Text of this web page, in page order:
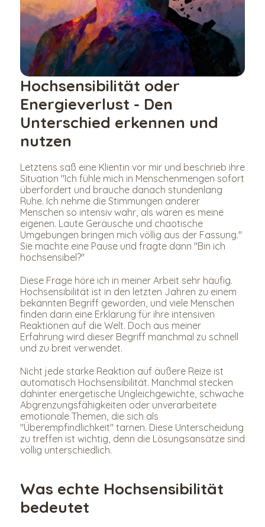
Hochsensibilität oder
Energieverlust - Den
Unterschied erkennen und
nutzen
Letztens saß eine Klientin vor mir und beschrieb ihre
Situation "Ich fühle mich in Menschenmengen sofort
überfordert und brauche danach stundenlang
Ruhe. Ich nehme die Stimmungen anderer
Menschen so intensiv wahr, als wären es meine
eigenen. Laute Geräusche und chaotische
Umgebungen bringen mich völlig aus der Fassung."
Sie machte eine Pause und fragte dann "Bin ich
hochsensibel?"
Diese Frage höre ich in meiner Arbeit sehr häufig.
Hochsensibilität ist in den letzten Jahren zu einem
bekannten Begriff geworden, und viele Menschen
finden darin eine Erklärung für ihre intensiven
Reaktionen auf die Welt. Doch aus meiner
Erfahrung wird dieser Begriff manchmal zu schnell
und zu breit verwendet.
Nicht jede starke Reaktion auf äußere Reize ist
automatisch Hochsensibilität. Manchmal stecken
dahinter energetische Ungleichgewichte, schwache
Abgrenzungsfähigkeiten oder unverarbeitete
emotionale Themen, die sich als
"Überempfindlichkeit" tarnen. Diese Unterscheidung
zu treffen ist wichtig, denn die Lösungsansätze sind
völlig unterschiedlich.
Was echte Hochsensibilität
bedeutet